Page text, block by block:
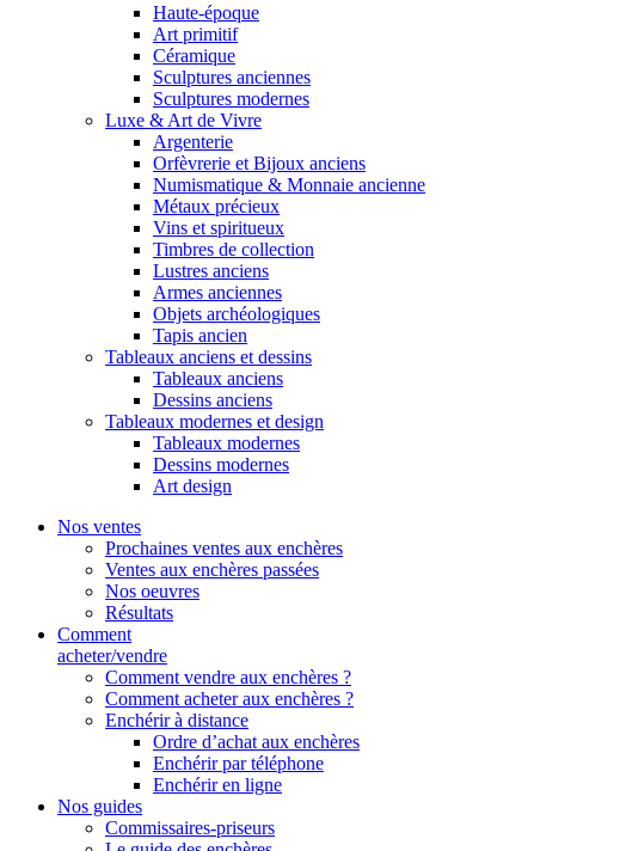
Haute-époque
Art primitif
Céramique
Sculptures anciennes
Sculptures modernes
Luxe & Art de Vivre
Argenterie
Orfèvrerie et Bijoux anciens
Numismatique & Monnaie ancienne
Métaux précieux
Vins et spiritueux
Timbres de collection
Lustres anciens
Armes anciennes
Objets archéologiques
Tapis ancien
Tableaux anciens et dessins
Tableaux anciens
Dessins anciens
Tableaux modernes et design
Tableaux modernes
Dessins modernes
Art design
Nos ventes
Prochaines ventes aux enchères
Ventes aux enchères passées
Nos oeuvres
Résultats
Comment
acheter/vendre
Comment vendre aux enchères ?
Comment acheter aux enchères ?
Enchérir à distance
Ordre d’achat aux enchères
Enchérir par téléphone
Enchérir en ligne
Nos guides
Commissaires-priseurs